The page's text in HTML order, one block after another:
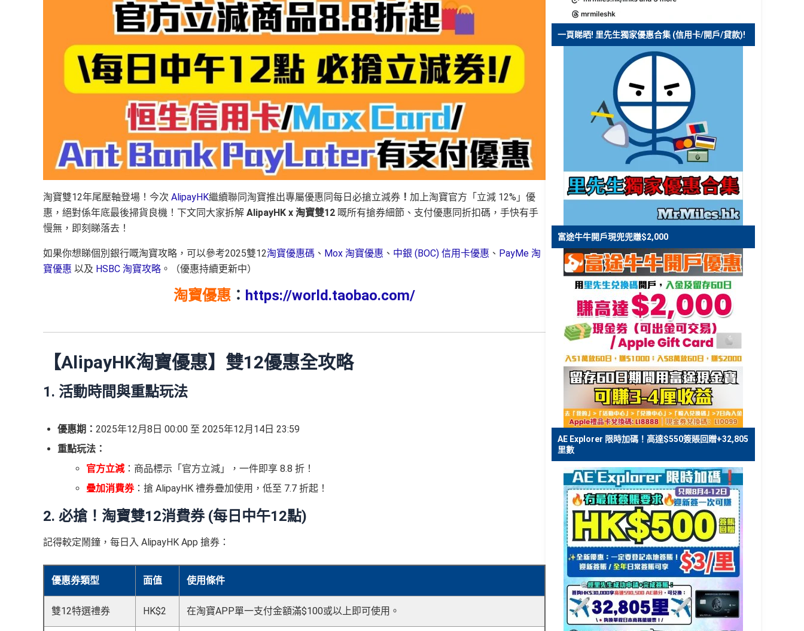
淘寶雙12年尾壓軸登場！今次 AlipayHK繼續聯同淘寶推出專屬優惠同每日必搶立減券 ！ 加上淘寶官方「立減 12%」優
惠，絕對係年底最後掃貨良機！下文同大家拆解 AlipayHK x 淘寶雙12 嘅所有搶券細節、支付優惠同折扣碼，手快有手
慢無，即刻睇落去！
如果你想睇個別銀行嘅淘寶攻略，可以參考2025雙12淘寶優惠碼 、 Mox 淘寶優惠 、 中銀 (BOC) 信用卡優惠 、 PayMe 淘
寶優惠 以及 HSBC 淘寶攻略 。（優惠持續更新中）
淘寶優惠 ： https://world.taobao.com/
【AlipayHK淘寶優惠】雙12優惠全攻略
1. 活動時間與重點玩法
優惠期： 2025年12月8日 00:00 至 2025年12月14日 23:59
重點玩法：
官方立減：商品標示「官方立減」，一件即享 8.8 折！
疊加消費券：搶 AlipayHK 禮券疊加使用，低至 7.7 折起！
2. 必搶！淘寶雙12消費券 (每日中午12點)
記得較定鬧鐘，每日入 AlipayHK App 搶券：
優惠券類型 面值 使用條件
雙12特選禮券 HK$2 在淘寶APP單一支付金額滿$100或以上即可使用。
一頁睇晒! 里先生獨家優惠合集 (信用卡/開戶/貸款)!
富途牛牛開戶現兜兜賺$2,000
AE Explorer 限時加碼！高達$550簽賬回贈+32,805
里數